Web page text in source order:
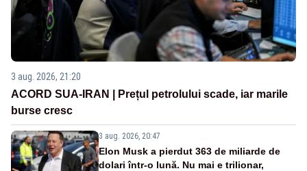
3 aug. 2026, 21:20
ACORD SUA-IRAN | Prețul petrolului scade, iar marile
burse cresc
3 aug. 2026, 20:47
Elon Musk a pierdut 363 de miliarde de
dolari într-o lună. Nu mai e trilionar,